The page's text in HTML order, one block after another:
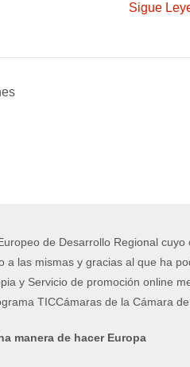
Sigue
de Desarrollo Regional
a las mismas y gracias al que ha
y Servicio de promoción online
TICCámaras de la Cámara
manera de hacer Europa